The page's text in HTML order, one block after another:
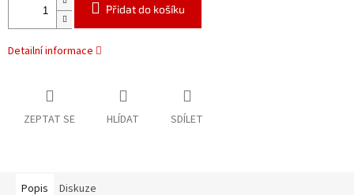
Přidat do košíku
Detailní informace
ZEPTAT SE HLÍDAT SDÍLET
Popis Diskuze